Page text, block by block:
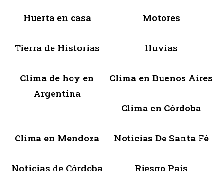
Huerta en casa Motores
Tierra de Historias lluvias
Clima de hoy en
Argentina
Clima en Buenos Aires
Clima en Córdoba
Clima en Mendoza Noticias De Santa Fé
Noticias de Córdoba Riesgo País